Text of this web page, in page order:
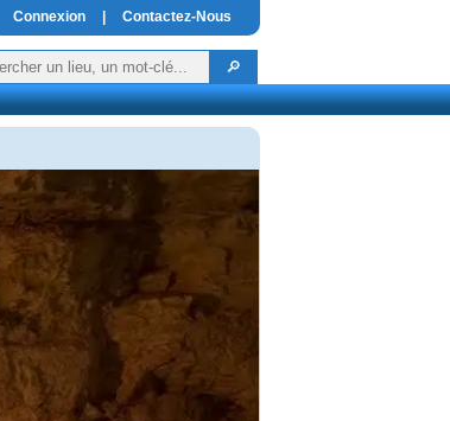
Connexion Contactez-Nous